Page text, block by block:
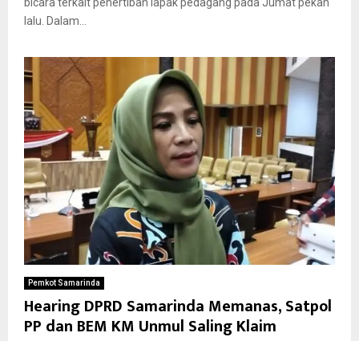
bicara terkait penertiban lapak pedagang pada Jumat pekan
lalu. Dalam...
Pemkot Samarinda
Hearing DPRD Samarinda Memanas, Satpol
PP dan BEM KM Unmul Saling Klaim